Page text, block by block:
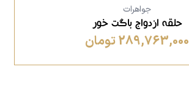
جواهرات
حلقه ازدواج باگت خور
289,763,000 تومان